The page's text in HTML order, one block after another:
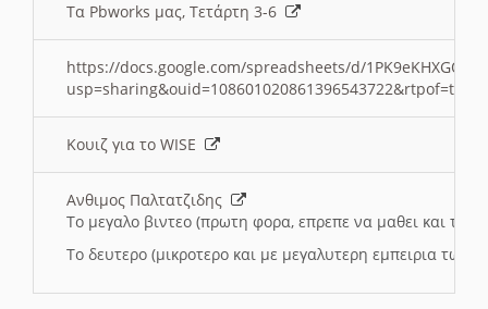
Τα Pbworks μας, Τετάρτη 3-6
https://docs.google.com/spreadsheets/d/
Κουιζ για το WISE
Ανθιμος Παλτατζιδης
Το μεγαλο βιντεο (πρωτη φορα, επρεπε να μαθει και το
Το δευτερο (μικροτερο και με μεγαλυτερη εμπειρια